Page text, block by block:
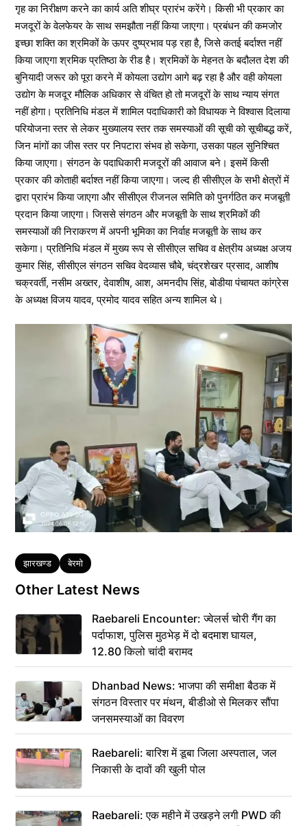
गृह का निरीक्षण करने का कार्य अति शीघ्र प्रारंभ करेंगे। किसी भी प्रकार का
मजदूरों के वेलफेयर के साथ समझौता नहीं किया जाएगा। प्रबंधन की कमजोर
इच्छा शक्ति का श्रमिकों के ऊपर दुष्प्रभाव पड़ रहा है, जिसे कतई बर्दाश्त नहीं
किया जाएगा श्रमिक प्रतिष्ठा के रीड है। श्रमिकों के मेहनत के बदौलत देश की
बुनियादी जरूर को पूरा करने में कोयला उद्योग आगे बढ़ रहा है और वही कोयला
उद्योग के मजदूर मौलिक अधिकार से वंचित हो तो मजदूरों के साथ न्याय संगत
नहीं होगा। प्रतिनिधि मंडल में शामिल पदाधिकारी को विधायक ने विश्वास दिलाया
परियोजना स्तर से लेकर मुख्यालय स्तर तक समस्याओं की सूची को सूचीबद्ध करें,
जिन मांगों का जीस स्तर पर निपटारा संभव हो सकेगा, उसका पहल सुनिश्चित
किया जाएगा। संगठन के पदाधिकारी मजदूरों की आवाज बने। इसमें किसी
प्रकार की कोताही बर्दाश्त नहीं किया जाएगा। जल्द ही सीसीएल के सभी क्षेत्रों में
द्वारा प्रारंभ किया जाएगा और सीसीएल रीजनल समिति को पुनर्गठित कर मजबूती
प्रदान किया जाएगा। जिससे संगठन और मजबूती के साथ श्रमिकों की
समस्याओं की निराकरण में अपनी भूमिका का निर्वाह मजबूती के साथ कर
सकेगा। प्रतिनिधि मंडल में मुख्य रूप से सीसीएल सचिव व क्षेत्रीय अध्यक्ष अजय
कुमार सिंह, सीसीएल संगठन सचिव वेदव्यास चौबे, चंद्रशेखर प्रसाद, आशीष
चक्रवर्ती, नसीम अख्तर, देवाशीष, आश, अमनदीप सिंह, बोडीया पंचायत कांग्रेस
के अध्यक्ष विजय यादव, प्रमोद यादव सहित अन्य शामिल थे।
Tags
झारखण्ड बेरमो
Other Latest News
Raebareli Encounter: ज्वेलर्स चोरी गैंग का
पर्दाफाश, पुलिस मुठभेड़ में दो बदमाश घायल,
12.80 किलो चांदी बरामद
Dhanbad News: भाजपा की समीक्षा बैठक में
संगठन विस्तार पर मंथन, बीडीओ से मिलकर सौंपा
जनसमस्याओं का विवरण
Raebareli: बारिश में डूबा जिला अस्पताल, जल
निकासी के दावों की खुली पोल
Raebareli: एक महीने में उखड़ने लगी PWD की